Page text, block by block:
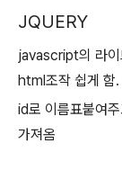
JQUERY
javascript의 라이
html조작 쉽게 함.
id로 이름표붙여
가져옴